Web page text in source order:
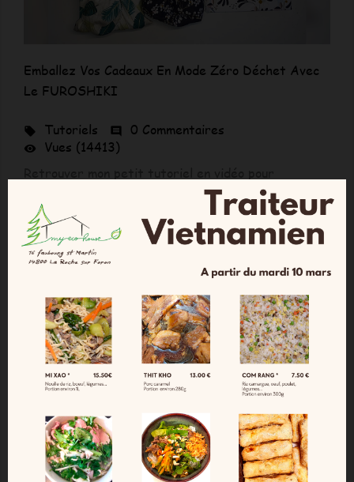
Emballez Vos Cadeaux En Mode Zéro Déchet Avec
Le FUROSHIKI
 Tutoriels  0 Commentaires

Vues (14413)
apprendre à emballer en mode zéro déchet avec la
technique du FUROSHIKI.
En savoir plus